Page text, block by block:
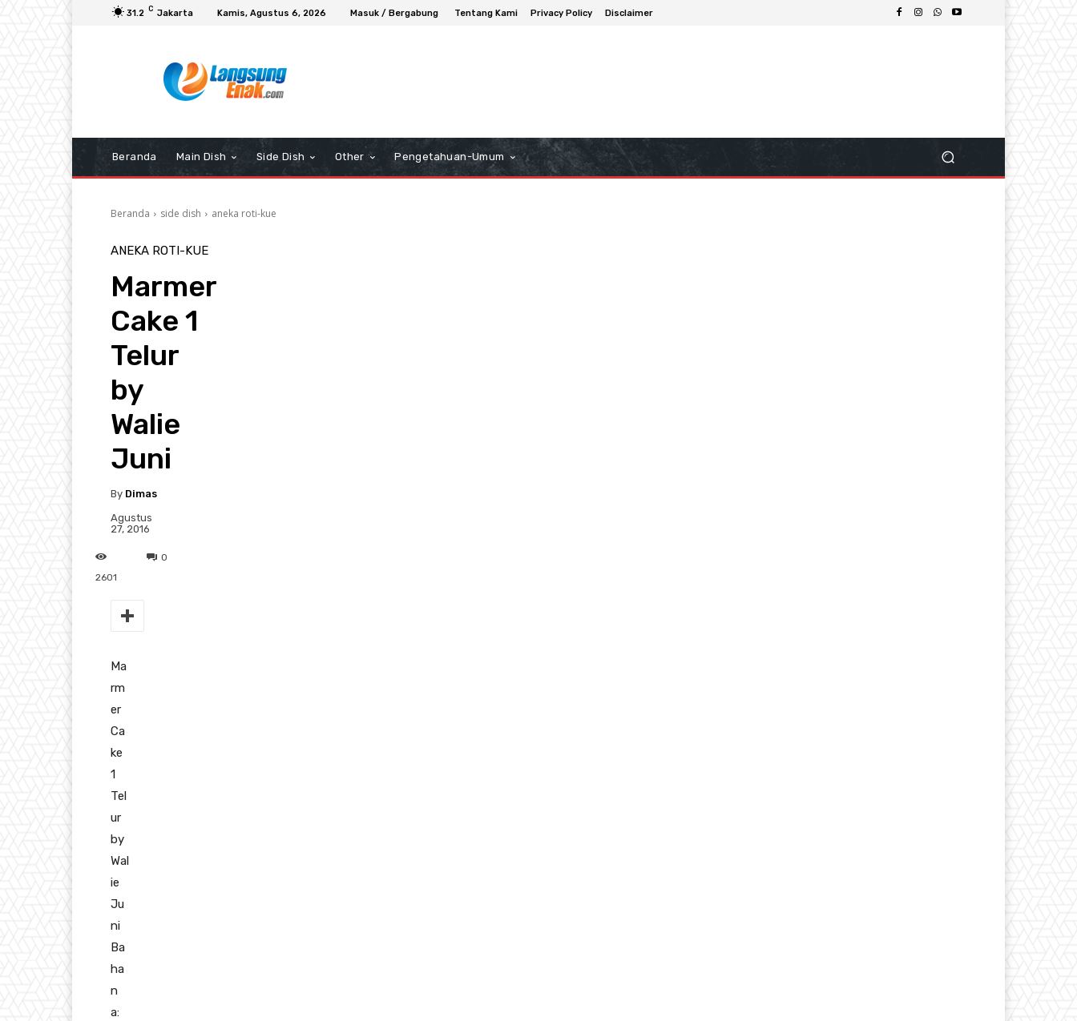
31.2 C Jakarta Kamis, Agustus 6, 2026 Masuk / Bergabung Tentang Kami Privacy Policy Disclaimer
Beranda Main Dish Side Dish Other Pengetahuan-Umum
Beranda side dish aneka roti-kue
ANEKA ROTI-KUE
Marmer
Cake 1
Telur
by
Walie
Juni
By Dimas
Agustus
27, 2016
0
2601
Ma
rm
er
Ca
ke
1
Tel
ur
by
Wal
ie
Ju
ni
Ba
ha
n
a: